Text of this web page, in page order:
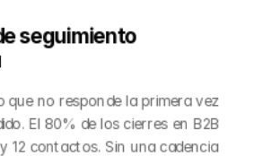
seguimiento
que no responde la primera vez
El 80% de los cierres en B2B
12 contactos. Sin una cadencia